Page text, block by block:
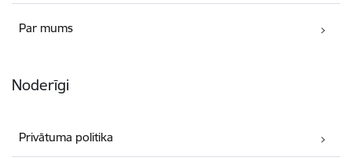
Par mums
Noderīgi
Privātuma politika